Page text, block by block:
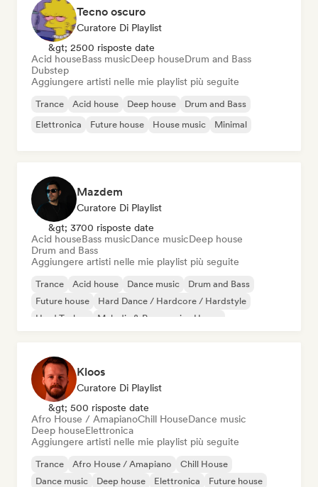
Tecno oscuro
Curatore Di Playlist
&gt; 2500 risposte date
Acid houseBass musicDeep houseDrum and Bass
Dubstep
Aggiungere artisti nelle mie playlist più seguite
Trance Acid house Deep house
Drum and Bass
Elettronica
Future house House music Minimal
Mazdem
Curatore Di Playlist
&gt; 3700 risposte date
Acid houseBass musicDance musicDeep house
Drum and Bass
Aggiungere artisti nelle mie playlist più seguite
Trance Acid house Dance music
Drum and Bass
Future house
Hard Dance / Hardcore / Hardstyle
Hard Techno
Melodic & Progressive House
Kloos
Curatore Di Playlist
&gt; 500 risposte date
Afro House / AmapianoChill HouseDance music
Deep houseElettronica
Aggiungere artisti nelle mie playlist più seguite
Trance Afro House / Amapiano
Chill House
Dance music
Deep house Elettronica
Future house